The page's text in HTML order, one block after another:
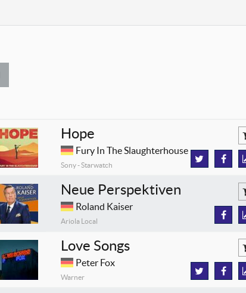
Hope
Fury In The Slaughterhouse
Sony - Starwatch
Neue Perspektiven
Roland Kaiser
Ariola Local
Love Songs
Peter Fox
Warner